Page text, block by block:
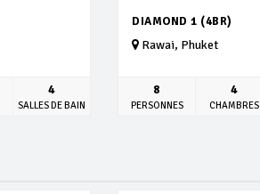
4
SALLES DE BAIN
DIAMOND 1 (4BR)
Rawai, Phuket
8
PERSONNES
4
CHAMBRES